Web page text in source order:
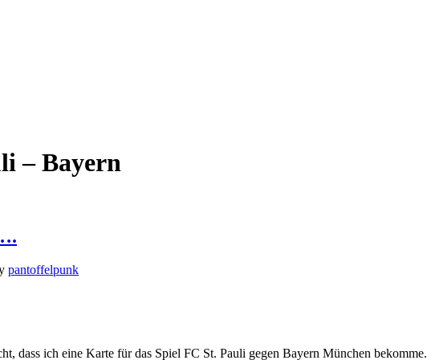
– Bayern
pantoffelpunk
dass ich eine Karte für das Spiel FC St. Pauli gegen Bayern München bekomme.